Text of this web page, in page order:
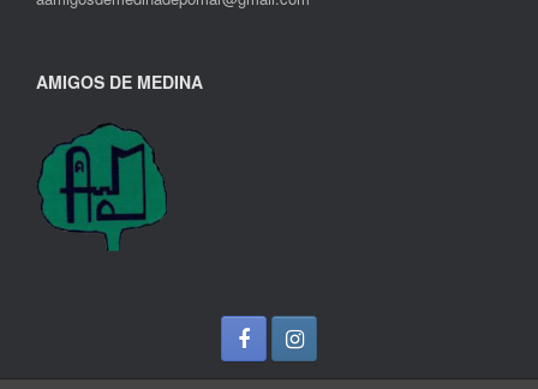
AMIGOS DE MEDINA